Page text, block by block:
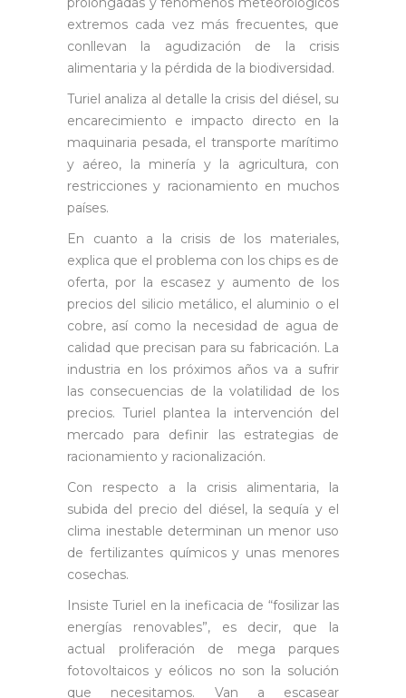
extremos cada vez más frecuentes, que
conllevan la agudización de la crisis
alimentaria y la pérdida de la biodiversidad.
Turiel analiza al detalle la crisis del diésel, su
encarecimiento e impacto directo en la
maquinaria pesada, el transporte marítimo
y aéreo, la minería y la agricultura, con
restricciones y racionamiento en muchos
países.
En cuanto a la crisis de los materiales,
explica que el problema con los chips es de
oferta, por la escasez y aumento de los
precios del silicio metálico, el aluminio o el
cobre, así como la necesidad de agua de
calidad que precisan para su fabricación. La
industria en los próximos años va a sufrir
las consecuencias de la volatilidad de los
precios. Turiel plantea la intervención del
mercado para definir las estrategias de
racionamiento y racionalización.
Con respecto a la crisis alimentaria, la
subida del precio del diésel, la sequía y el
clima inestable determinan un menor uso
de fertilizantes químicos y unas menores
cosechas.
Insiste Turiel en la ineficacia de “fosilizar las
energías renovables”, es decir, que la
actual proliferación de mega parques
fotovoltaicos y eólicos no son la solución
que necesitamos. Van a escasear